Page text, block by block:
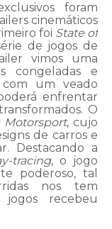
foram
cinemáticos
foi State of
de jogos de
vimos uma
congeladas e
um veado
enfrentar
O
Motorsport, cujo
de carros e
Destacando a
tracing, o jogo
poderoso, tal
nos tem
recebeu